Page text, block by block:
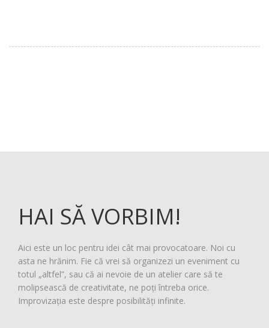
HAI SĂ VORBIM!
Aici este un loc pentru idei cât mai provocatoare. Noi cu
asta ne hrănim. Fie că vrei să organizezi un eveniment cu
totul „altfel”, sau că ai nevoie de un atelier care să te
molipsească de creativitate, ne poți întreba orice.
Improvizația este despre posibilități infinite.